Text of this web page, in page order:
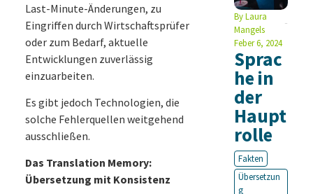
Last-Minute-Änderungen, zu
Eingriffen durch Wirtschaftsprüfer
oder zum Bedarf, aktuelle
Entwicklungen zuverlässig
einzuarbeiten.
Es gibt jedoch Technologien, die
solche Fehlerquellen weitgehend
ausschließen.
Das Translation Memory:
Übersetzung mit Konsistenz
ByLaura
Mangels
Feber 6, 2024
Sprac
he in
der
Haupt
rolle
Fakten
Übersetzun
g